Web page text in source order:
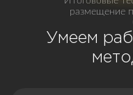
размещение
Умеем